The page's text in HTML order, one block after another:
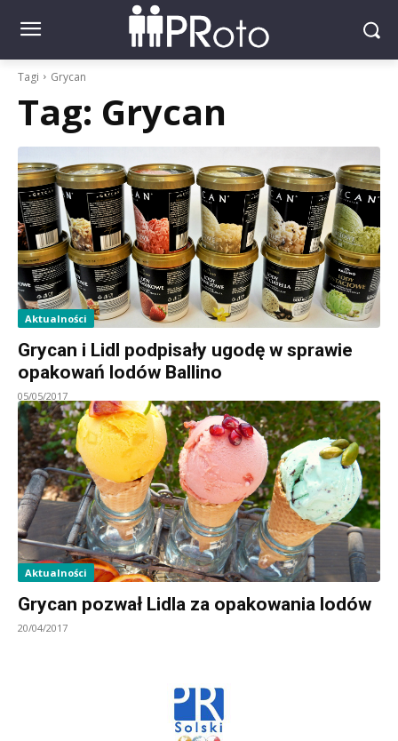
Tagi Grycan
Tag: Grycan
Aktualności
Grycan i Lidl podpisały ugodę w sprawie
opakowań lodów Ballino
05/05/2017
Aktualności
Grycan pozwał Lidla za opakowania lodów
20/04/2017